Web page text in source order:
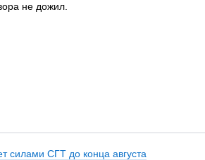
не дожил.
силами СГТ до конца августа